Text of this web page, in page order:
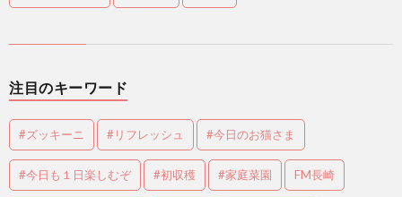
注目のキーワード
#ズッキーニ #リフレッシュ #今日のお猫さま
#今日も１日楽しむぞ #初収穫 #家庭菜園 FM長崎